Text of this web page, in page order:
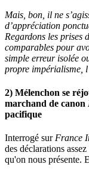
Mais, bon, il ne
d’appréciation
Regardons les prises
comparables pour
simple erreur isolée
propre impérialisme,
2) Mélenchon se
marchand de canon
pacifique
Interrogé sur France
des déclarations
qu'on nous présente.